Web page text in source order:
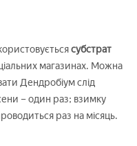
субстрат
магазинах. Можна
Дендробіум слід
– один раз; взимку
раз на місяць.